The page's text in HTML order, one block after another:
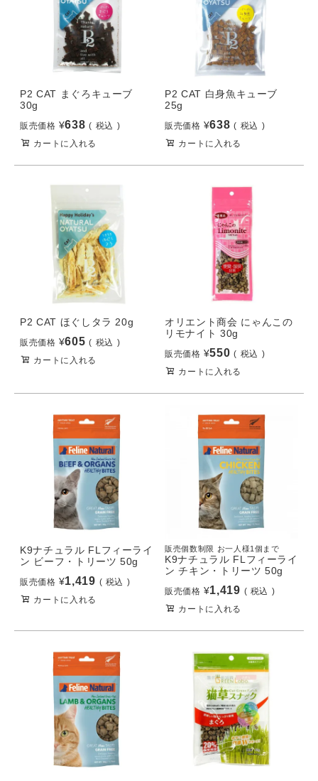
P2 CAT まぐろキューブ
30g
販売価格 ¥638
税込
カートに入れる
P2 CAT 白身魚キューブ
25g
販売価格 ¥638
税込
カートに入れる
P2 CAT ほぐしタラ 20g
販売価格 ¥605
税込
カートに入れる
オリエント商会 にゃんこの
リモナイト 30g
販売価格 ¥550
税込
カートに入れる
K9ナチュラル FLフィーライ
ン ビーフ・トリーツ 50g
販売価格 ¥1,419
税込
カートに入れる
販売個数制限 お一人様1個まで
K9ナチュラル FLフィーライ
ン チキン・トリーツ 50g
販売価格 ¥1,419
税込
カートに入れる